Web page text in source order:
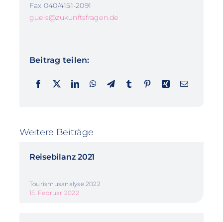
Fax 040/4151-2091
guels@zukunftsfragen.de
Beitrag teilen:
Weitere Beiträge
Reisebilanz 2021
Tourismusanalyse 2022
15. Februar 2022